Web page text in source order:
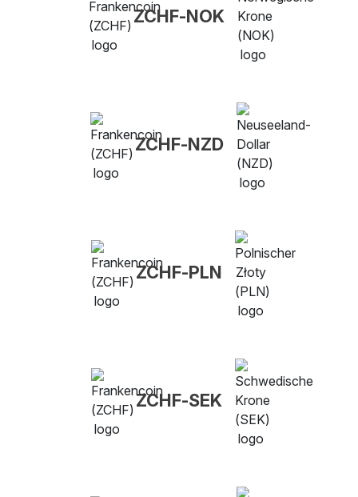
ZCHF-NOK
ZCHF-NZD
ZCHF-PLN
ZCHF-SEK